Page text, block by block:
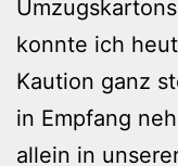
konnte ich
Kaution ganz
in Empfang
allein in